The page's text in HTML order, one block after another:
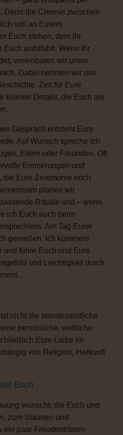
Denn die Chemie zwischen
soll an Eurem
Euch stehen, dem Ihr
Euch wohlfühlt. Wenn Ihr
vereinbaren wir unser
Dabei nehmen wir uns
Zeit für Eure
kleinen Details, die Euch als
Gespräch entsteht Eure
Auf Wunsch spreche ich
Eltern oder Freunden. Oft
Erinnerungen und
die Eure Zeremonie noch
planen wir
Rituale und – wenn
ich Euch auch beim
Am Tag Eurer
genießen. Ich kümmere
und führe Euch und Eure
und Leichtigkeit durch
nicht die standesamtliche
persönliche, weltliche
Eure Liebe im
von Religion, Herkunft
Euch
wünscht, die Euch und
zum Staunen und
ein paar Freudentränen